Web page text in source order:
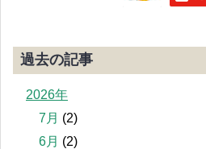
過去の記事
2026年
7月 (2)
6月 (2)